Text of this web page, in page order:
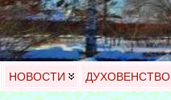
НОВОСТИ ДУХОВЕНСТВО